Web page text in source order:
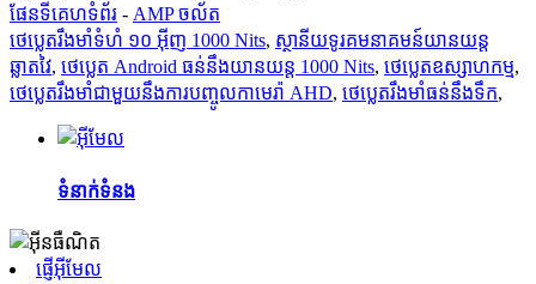
ផែនទីគេហទំព័រ - AMP ចល័ត
ថេប្លេតរឹងមាំទំហំ ១០ អ៊ីញ 1000 Nits, ស្ថានីយទូរគមនាគមន៍យានយន្ត
ឆ្លាតវៃ, ថេប្លេត Android ធន់​នឹង​យានយន្ត 1000 Nits, ថេប្លេតឧស្សាហកម្ម,
ថេប្លេតរឹងមាំជាមួយនឹងការបញ្ចូលកាមេរ៉ា AHD, ថេប្លេតរឹងមាំធន់នឹងទឹក,
ទំនាក់ទំនង
ផ្ញើអ៊ីមែល